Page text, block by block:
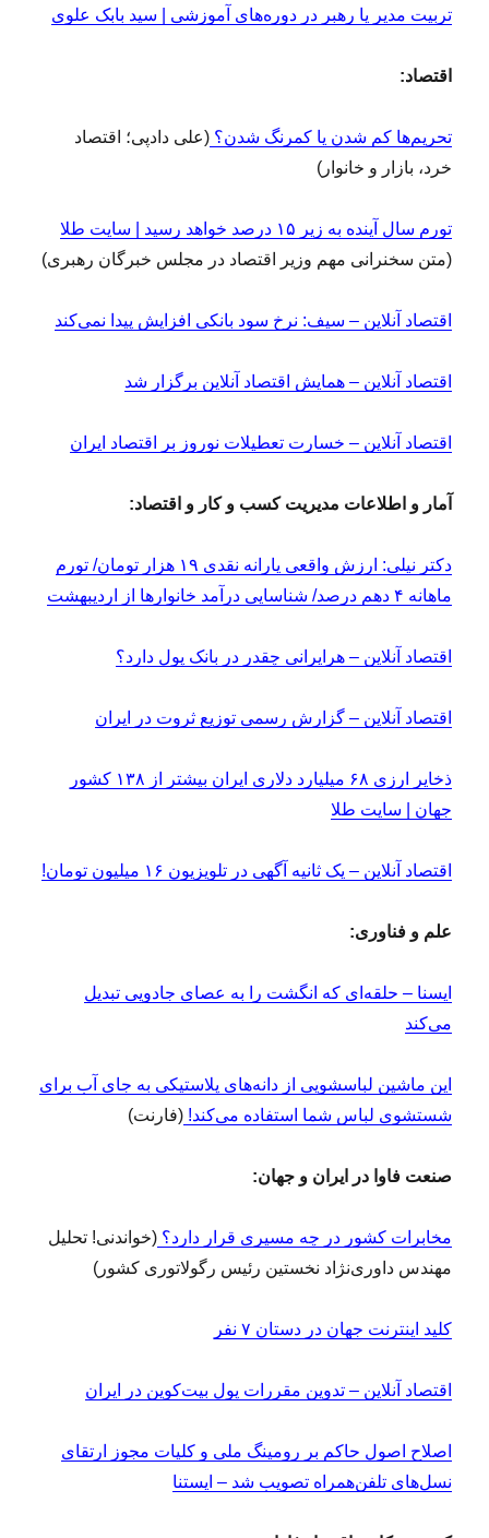
تربیت مدیر یا رهبر در دوره‌های آموزشی | سید بابک علوی
اقتصاد:
تحریم‌ها کم شدن یا کمرنگ شدن؟(علی دادپی؛ اقتصاد
خرد، بازار و خانوار)
تورم سال آینده به زیر ۱۵ درصد خواهد رسید | سایت طلا
(متن سخنرانی مهم وزیر اقتصاد در مجلس خبرگان رهبری)
اقتصاد آنلاین – سیف: نرخ سود بانکی افزایش پیدا نمی‌کند
اقتصاد آنلاین – همایش اقتصاد آنلاین برگزار شد
اقتصاد آنلاین – خسارت تعطیلات نوروز بر اقتصاد ایران
آمار و اطلاعات مدیریت کسب و کار و اقتصاد:
دکتر نیلی: ارزش واقعی یارانه نقدی ۱۹ هزار تومان/ تورم
ماهانه ۴ دهم درصد/ شناسایی درآمد خانوارها از اردیبهشت
اقتصاد آنلاین – هرایرانی چقدر در بانک پول دارد؟
اقتصاد آنلاین – گزارش رسمی توزیع ثروت در ایران
ذخایر ارزی ۶۸ میلیارد دلاری ایران بیشتر از ۱۳۸ کشور
جهان | سایت طلا
اقتصاد آنلاین – یک ثانیه آگهی در تلویزیون ۱۶ میلیون تومان!
علم و فناوری:
ایسنا – حلقه‌ای که انگشت را به عصای جادویی تبدیل
می‌کند
این ماشین لباسشویی از دانه‌های پلاستیکی به جای آب برای
شستشوی لباس شما استفاده می‌کند!(فارنت)
صنعت فاوا در ایران و جهان:
مخابرات کشور در چه مسیری قرار دارد؟ (خواندنی! تحلیل
مهندس داوری‌نژاد نخستین رئیس رگولاتوری کشور)
کلید اینترنت جهان در دستان ۷ نفر
اقتصاد آنلاین – تدوین مقررات پول بیت‌کوین در ایران
اصلاح اصول حاکم بر رومینگ ملی و کلیات مجوز ارتقای
نسل‌های تلفن‌همراه تصویب شد – ایستنا